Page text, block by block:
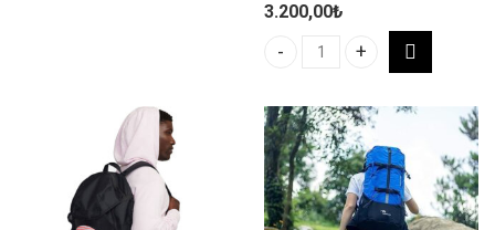
3.200,00₺
Nike Academy Team